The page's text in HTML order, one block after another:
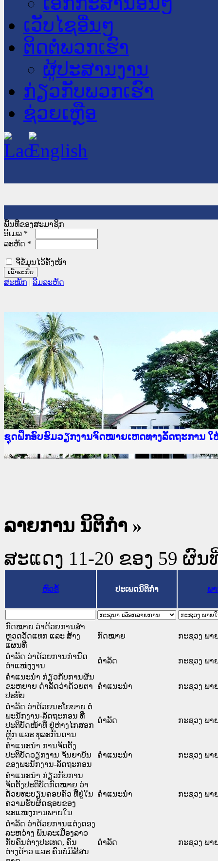
ເວັບໄຊອື່ນໆ
ຕິດຕໍ່ພວກເຮົາ
ຜູ້ປະສານງານ
ກ່ຽວກັບພວກເຮົາ
ຊ່ວຍເຫຼືອ
ພື້ນທີ່ຂອງສະມາຊິກ
ອີເມລ *
ລະຫັດ *
ຈື່ຂໍ້ມູນໄວ້ຄັ້ງໜ້າ
ສະໝັກ | ລືມລະຫັດ
Ministry of Justice Lao PDR
ເຜີຍແຜ່ວັບໄຊຈົດໝາຍເຫດທາງລັດຖະການ ແລະ ແອັ
ກະຊວງຍຸຕິທຳ
ຊຸດຝຶກອົບຮົມວຽກງານຈົດໝາຍເຫດທາງລັດຖະການ
ກອງປະຊຸມທົບທວນຄືນການຈັດຕັ້ງປະຕິບັດວຽກງານຈົ
ຝຶກອົບຮົມ ຜູ່ປະສານງານວຽກງານຈົດໝາຍເຫດທາງລັ
ຝຶກອົບຮົມ ຜູ່ປະສານງານວຽກງານຈົດໝາຍເຫດທາງລັ
ເຜີຍແຜ່ແອັບກົດໝາຍລາວ ແລະ ເວັບໄຊຈົດໝາຍເຫດ
ເຜີຍແຜ່ແອັບກົດໝາຍລາວ ແລະ ເວັບໄຊຈົດໝາຍເຫດ
ຍົກລະດັບວຽກງານຈົດໝາຍເຫດທາງລັດຖະການໃຫ້ຜູ້
ຊຸດຝຶກອົບຮົມວຽກງານຈົດໝາຍເຫດທາງລັດຖະການ ໃ
ລາຍການ ນິຕິກໍາ »
ສະແດງ 11-20 ຂອງ 59 ຜົນ
ຫົວຂໍ້ ປະເພດນິຕິກຳ ພ
ກົດໝາຍ ວ່າດ້ວຍການສໍາ
ຫຼວດວັດແທກ ແລະ ສ້າງ
ແຜນທີ່
ກົດໝາຍ ກະຊວງ ພາ
ດໍາລັດ ວ່າດ້ວຍການກໍານົດ
ຕໍາແໜ່ງງານ
ດໍາລັດ
ກະຊວງ ພາ
ຄໍາແນະນໍາ ກ່ຽວກັບການຜັນ
ຂະຫຍາຍ ດໍາລັດວ່າດ້ວຍຕາ
ປະທັບ
ຄໍາແນະນໍາ ກະຊວງ ພາ
ດໍາລັດ ວ່າດ້ວຍນະໂຍບາຍ ຕໍ່
ພະນັກງານ-ລັດຖະກອນ ທີ່
ປະຕິບັດໜ້າທີ່ ຢູ່ຫ່າງໄກສອກ
ຫຼີກ ແລະ ທຸລະກັນດານ
ດໍາລັດ ກະຊວງ ພາ
ຄໍາແນະນໍາ ການຈັດຕັ້ງ
ປະຕິບັດວຽກງານ ຈັນຍາບັນ
ຂອງພະນັກງານ-ລັດຖະກອນ
ຄໍາແນະນໍາ ກະຊວງ ພາ
ຄໍາແນະນໍາ ກ່ຽວກັບການ
ຈັດຕັ້ງປະຕິບັດກົດໝາຍ ວ່າ
ດ້ວຍທະບຽນຄອບຄົວ ທີ່ຢູ່ໃນ
ຄວາມຮັບຜິດຊອບຂອງ
ຂະແໜງການພາຍໃນ
ຄໍາແນະນໍາ ກະຊວງ ພາ
ດໍາລັດ ວ່າດ້ວຍການແຕ່ງດອງ
ລະຫວ່າງ ພົນລະເມືອງລາວ
ກັບຄົນຕ່າງປະເທດ, ຄົນ
ຕ່າງດ້າວ ແລະ ຄົນບໍ່ມີສັສນ
ດໍາລັດ ກະຊວງ ພາ